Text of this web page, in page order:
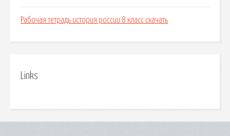
Рабочая тетрадь история россии 8 класс скачать
Links